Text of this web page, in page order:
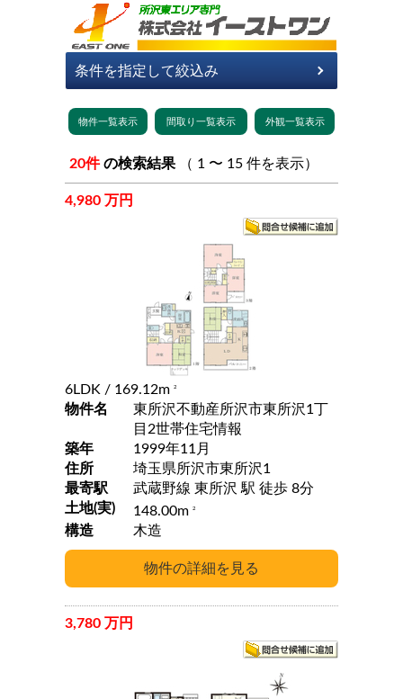
20件 の検索結果 （ 1 〜 15 件を表示）
4,980 万円
6LDK / 169.12m 2
物件名
東所沢不動産所沢市東所沢1丁
目2世帯住宅情報
築年
1999年11月
住所
埼玉県所沢市東所沢1
最寄駅
武蔵野線 東所沢 駅 徒歩 8分
土地(実)
148.00m 2
構造 木造
3,780 万円